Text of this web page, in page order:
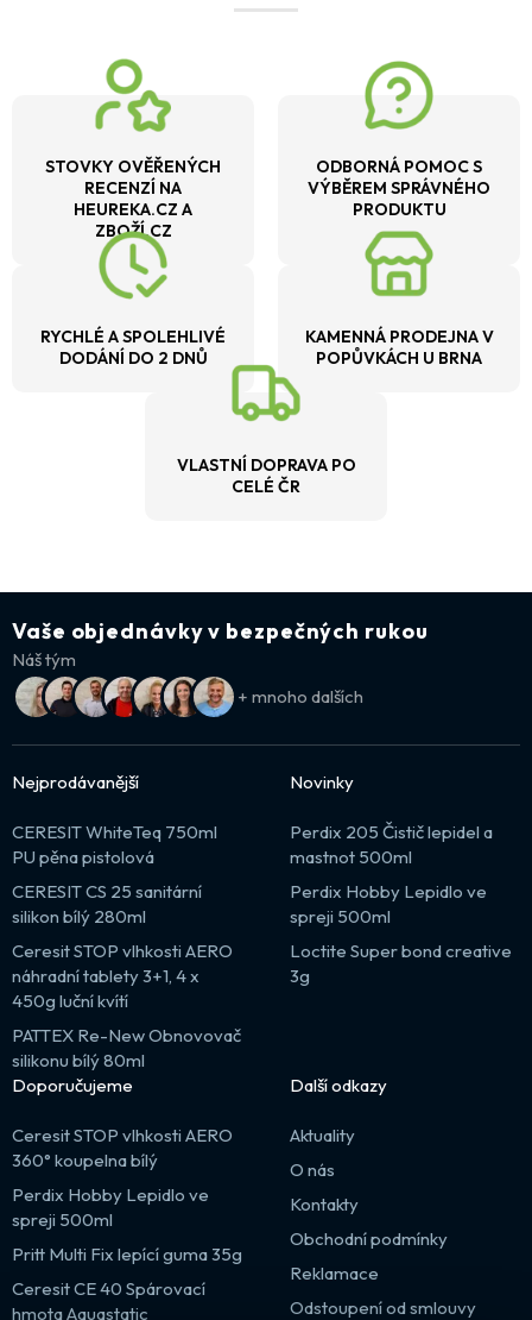
STOVKY OVĚŘENÝCH
RECENZÍ NA
HEUREKA.CZ A
ZBOŽÍ.CZ
ODBORNÁ POMOC S
VÝBĚREM SPRÁVNÉHO
PRODUKTU
RYCHLÉ A SPOLEHLIVÉ
DODÁNÍ DO 2 DNŮ
KAMENNÁ PRODEJNA V
POPŮVKÁCH U BRNA
VLASTNÍ DOPRAVA PO
CELÉ ČR
Vaše objednávky v bezpečných rukou
Náš tým
+ mnoho dalších
Nejprodávanější
CERESIT WhiteTeq 750ml
PU pěna pistolová
CERESIT CS 25 sanitární
silikon bílý 280ml
Ceresit STOP vlhkosti AERO
náhradní tablety 3+1, 4 x
450g luční kvítí
PATTEX Re-New Obnovovač
silikonu bílý 80ml
Novinky
Perdix 205 Čistič lepidel a
mastnot 500ml
Perdix Hobby Lepidlo ve
spreji 500ml
Loctite Super bond creative
3g
Doporučujeme
Ceresit STOP vlhkosti AERO
360° koupelna bílý
Perdix Hobby Lepidlo ve
spreji 500ml
Pritt Multi Fix lepící guma 35g
Ceresit CE 40 Spárovací
hmota Aquastatic
Další odkazy
Aktuality
O nás
Kontakty
Obchodní podmínky
Reklamace
Odstoupení od smlouvy